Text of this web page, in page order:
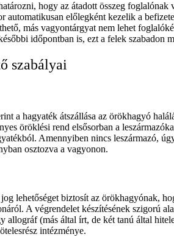
hogy az átadott összeg
automatikusan előlegként kezelik a
más vagyontárgyat nem lehet
időpontban is, ezt a felek szabadon
szabályai
a hagyaték átszállása az örökhagyó
öröklési rend elsősorban a
Amennyiben nincs leszármazó,
osztozva a vagyonon.
lehetőséget biztosít az örökhagyónak,
A végrendelet készítésének szigorú
allográf (más által írt, de két tanú által
intézménye.